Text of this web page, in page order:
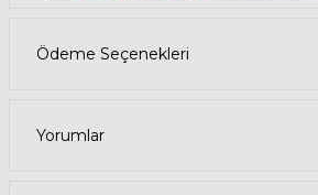
gözlüğü, %100 UV koruması sunar. Bu
zararlı ışınlarından korur ve göz sağlığınızı
Gözlüğü
Ödeme Seçenekleri
Yorumlar